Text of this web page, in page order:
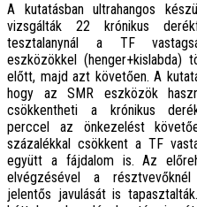
A kutatásban ultrahangos
vizsgálták 22 krónikus
tesztalanynál a TF
eszközökkel (henger+kislabda)
előtt, majd azt követően. A
hogy az SMR eszközök
csökkentheti a krónikus
perccel az önkezelést
százalékkal csökkent a TF
együtt a fájdalom is. Az
elvégzésével a
jelentős javulását is